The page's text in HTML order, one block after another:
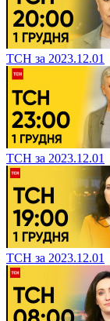
ТСН за 2023.12.01
ТСН за 2023.12.01
ТСН за 2023.12.01